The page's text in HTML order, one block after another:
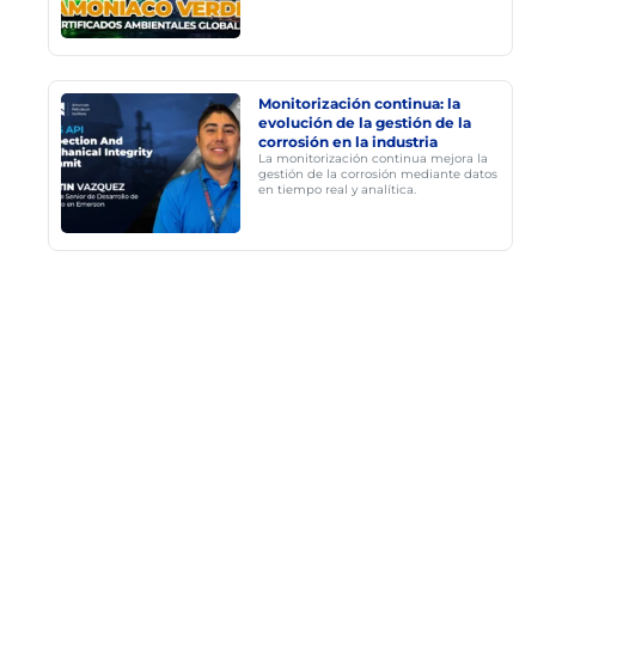
Monitorización continua: la
evolución de la gestión de la
corrosión en la industria
La monitorización continua mejora la
gestión de la corrosión mediante datos
en tiempo real y analítica.